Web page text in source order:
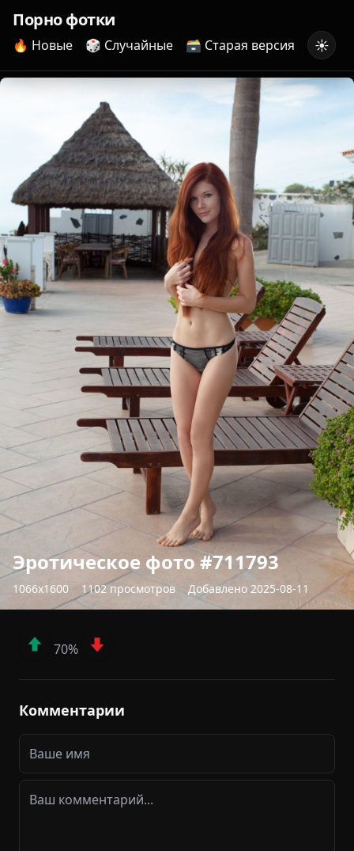
Порно фотки
🔥 Новые 🎲 Случайные 🗃️ Старая версия ☀️
Эротическое фото #711793
1066x1600 1102 просмотров Добавлено 2025-08-11
70%
Комментарии